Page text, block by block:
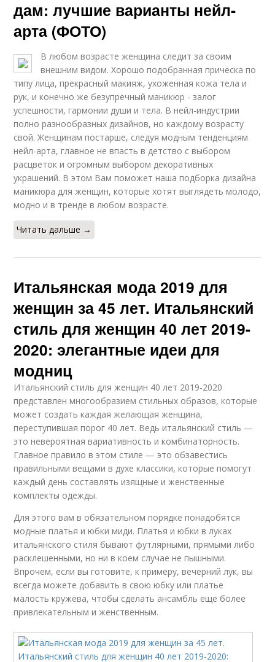
дам: лучшие варианты нейл-
арта (ФОТО)
В любом возрасте женщина следит за своим
внешним видом. Хорошо подобранная прическа по
типу лица, прекрасный макияж, ухоженная кожа тела и
рук, и конечно же безупречный маникюр - залог
успешности, гармонии души и тела. В нейл-индустрии
полно разнообразных дизайнов, но каждому возрасту
свой. Женщинам постарше, следуя модным тенденциям
нейл-арта, главное не впасть в детство с выбором
расцветок и огромным выбором декоративных
украшений. В этом Вам поможет наша подборка дизайна
маникюра для женщин, которые хотят выглядеть молодо,
модно и в тренде в любом возрасте.
Читать дальше →
Итальянская мода 2019 для
женщин за 45 лет. Итальянский
стиль для женщин 40 лет 2019-
2020: элегантные идеи для
модниц
Итальянский стиль для женщин 40 лет 2019-2020
представлен многообразием стильных образов, которые
может создать каждая желающая женщина,
переступившая порог 40 лет. Ведь итальянский стиль —
это невероятная вариативность и комбинаторность.
Главное правило в этом стиле — это обзавестись
правильными вещами в духе классики, которые помогут
каждый день составлять изящные и женственные
комплекты одежды.
Для этого вам в обязательном порядке понадобятся
модные платья и юбки миди. Платья и юбки в луках
итальянского стиля бывают футлярными, прямыми либо
расклешенными, но ни в коем случае не пышными.
Впрочем, если вы готовите, к примеру, вечерний лук, вы
всегда можете добавить в свою юбку или платье
малость кружева, чтобы сделать ансамбль еще более
привлекательным и женственным.